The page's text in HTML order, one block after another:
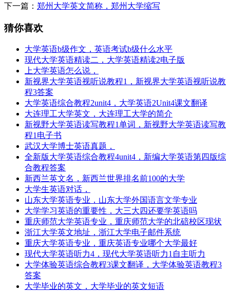
下一篇： 郑州大学英文简称，郑州大学缩写
猜你喜欢
大学英语b级作文，英语考试b级什么水平
现代大学英语精读二，大学英语精读2电子版
上大学英语怎么说，
新视界大学英语视听说教程1，新视界大学英语视听说教
程3答案
大学英语综合教程2unit4，大学英语2Unit4课文翻译
大连理工大学英文，大连理工大学的简介
新视野大学英语读写教程1单词，新视野大学英语读写教
程1电子书
武汉大学博士英语真题，
全新版大学英语综合教程4unit4，新编大学英语第四版综
合教程答案
新西兰英文名，新西兰世界排名前100的大学
大学生英语对话，
山东大学英语专业，山东大学外国语言文学专业
大学学习英语的重要性，大三大四还要学英语吗
重庆师范大学英语专业，重庆师范大学的北碚校区现状
浙江大学英文地址，浙江大学电子邮件系统
重庆大学英语专业，重庆英语专业哪个大学最好
现代大学英语听力4，现代大学英语听力1自主听力
大学体验英语综合教程3课文翻译，大学体验英语教程3
答案
大学毕业的英文，大学毕业的英文短语